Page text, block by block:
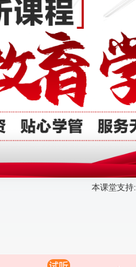
本课堂支持: